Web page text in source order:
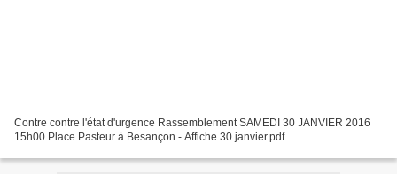
Contre contre l'état d'urgence Rassemblement SAMEDI 30 JANVIER 2016
15h00 Place Pasteur à Besançon - Affiche 30 janvier.pdf